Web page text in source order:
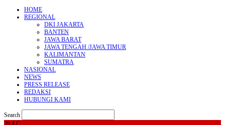
HOME
REGIONAL
DKI JAKARTA
BANTEN
JAWA BARAT
JAWA TENGAH /JAWA TIMUR
KALIMANTAN
SUMATRA
NASIONAL
NEWS
PRESS RELEASE
REDAKSI
HUBUNGI KAMI
Search
29.4 C